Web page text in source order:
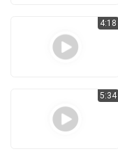
4:18
5:34